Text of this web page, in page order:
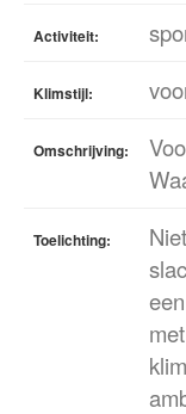
Activiteit:
Klimstijl:
Omschrijving:
Toelichting: